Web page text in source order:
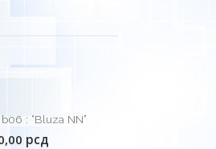
: “Bluza NN”
рсд